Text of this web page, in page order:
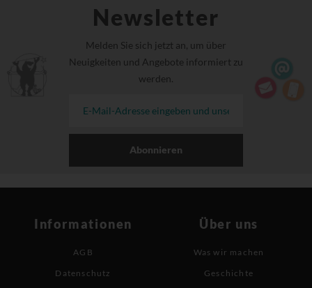
Newsletter
Melden Sie sich jetzt an, um über
Neuigkeiten und Angebote informiert zu
werden.
Abonnieren
Informationen
AGB
Datenschutz
Über uns
Was wir machen
Geschichte